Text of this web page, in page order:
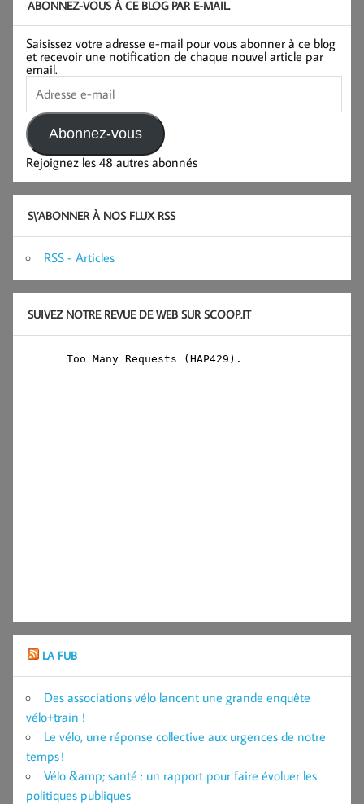
ABONNEZ-VOUS À CE BLOG PAR E-MAIL.
Saisissez votre adresse e-mail pour vous abonner à ce blog
et recevoir une notification de chaque nouvel article par
email.
Adresse
e-
mail
Abonnez-vous
Rejoignez les 48 autres abonnés
S\’ABONNER À NOS FLUX RSS
RSS - Articles
SUIVEZ NOTRE REVUE DE WEB SUR SCOOP.IT
LA FUB
Des associations vélo lancent une grande enquête
vélo+train !
Le vélo, une réponse collective aux urgences de notre
temps !
Vélo &amp; santé : un rapport pour faire évoluer les
politiques publiques